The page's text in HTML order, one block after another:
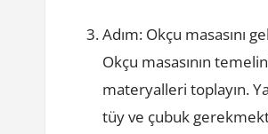
Adım: Okçu masasını
Okçu masasının
materyalleri toplayın.
tüy ve çubuk